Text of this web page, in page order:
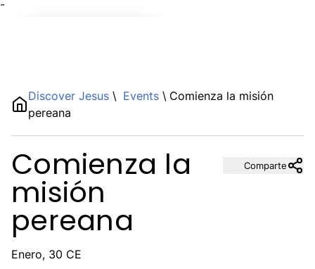
¯
Discover Jesus \ Events \ Comienza la misión
pereana
Comienza la
misión
pereana
Enero, 30 CE
Comparte
Description